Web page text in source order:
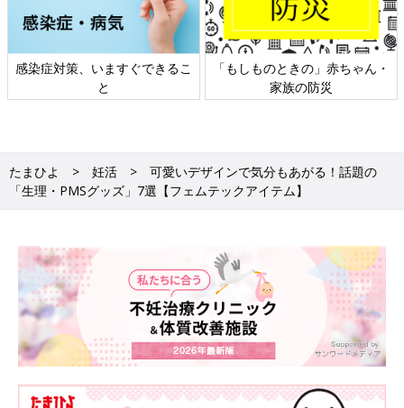
感染症対策、いますぐできるこ
と
「もしものときの」赤ちゃん・
家族の防災
たまひよ 妊活
可愛いデザインで気分もあがる！話題の
「生理・PMSグッズ」7選【フェムテックアイテム】